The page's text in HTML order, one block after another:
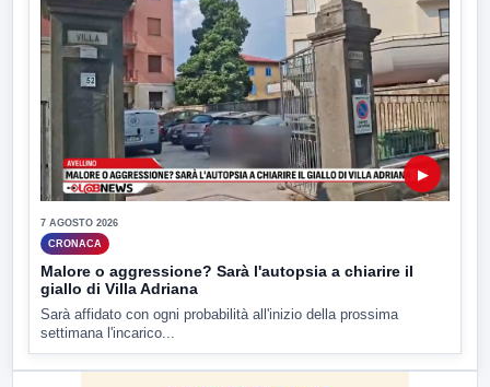
▶
7 AGOSTO 2026
CRONACA
Malore o aggressione? Sarà l'autopsia a chiarire il
giallo di Villa Adriana
Sarà affidato con ogni probabilità all'inizio della prossima
settimana l'incarico...